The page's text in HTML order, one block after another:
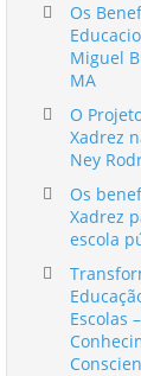
Os
Miguel
MA
O
Xadrez
Ney
Os
Xadrez
escola
Escolas